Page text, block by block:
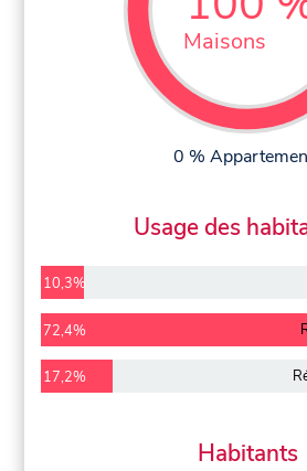
Maisons
0 %
Usage des
10,3%
72,4%
17,2%
Habitants